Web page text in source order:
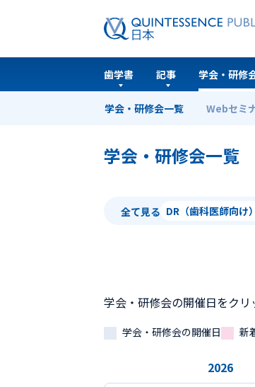
歯学書 記事 学会・研修
学会・研修会一覧 Webセミ
ホーム 学会・研修会一覧
学会・研修会一覧
全て見る DR（歯科医師向け）
学会・研修会の開催日をクリ
学会・研修会の開催日 新
2026